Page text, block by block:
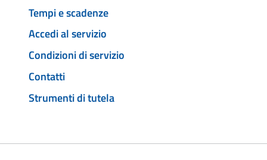
Tempi e scadenze
Accedi al servizio
Condizioni di servizio
Contatti
Strumenti di tutela